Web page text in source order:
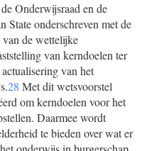
Onderwijsraad en de
State onderschreven met de
de wettelijke
van kerndoelen ter
van het
28 Met dit wetsvoorstel
om kerndoelen voor het
Daarmee wordt
te bieden over wat er